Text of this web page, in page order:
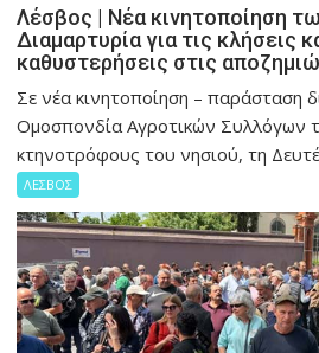
Λέσβος | Νέα κινητοποίηση
Διαμαρτυρία για τις κλήσεις
καθυστερήσεις στις
Σε νέα κινητοποίηση – παράσταση
Ομοσπονδία Αγροτικών Συλλόγων
κτηνοτρόφους του νησιού, τη
ΛΕΣΒΟΣ